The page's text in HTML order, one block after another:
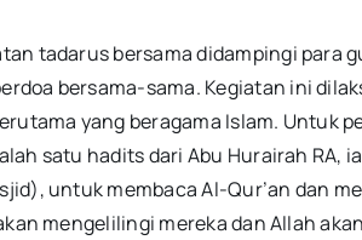
tadarus bersama didampingi para
bersama-sama. Kegiatan ini
yang beragama Islam.
satu hadits dari Abu Hurairah RA,
untuk membaca Al-Qur’an dan
mengelilingi mereka dan Allah